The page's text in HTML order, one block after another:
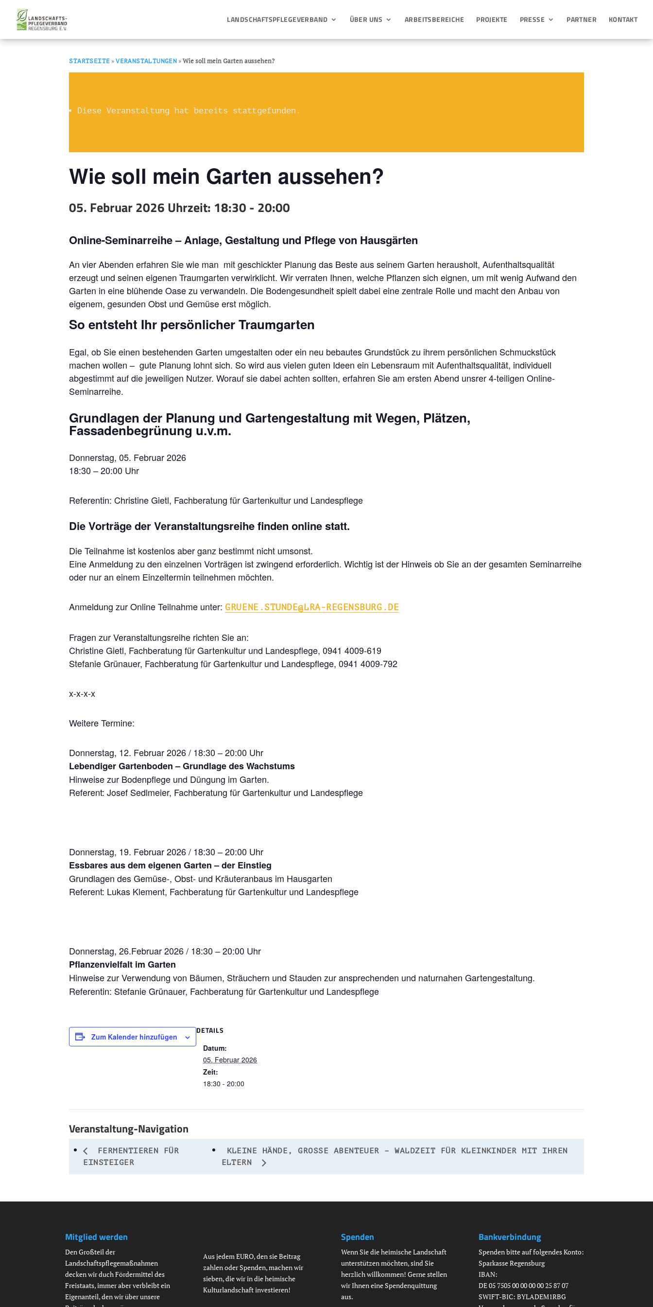
LANDSCHAFTSPFLEGEVERBAND ÜBER UNS ARBEITSBEREICHE PROJEKTE PRESSE PARTNER KONTAKT
STARTSEITE »VERANSTALTUNGEN »Wie soll mein Garten aussehen?
Diese Veranstaltung hat bereits stattgefunden.
Wie soll mein Garten aussehen?
05. Februar 2026 Uhrzeit: 18:30 - 20:00
Online-Seminarreihe – Anlage, Gestaltung und Pflege von Hausgärten
An vier Abenden erfahren Sie wie man mit geschickter Planung das Beste aus seinem Garten herausholt, Aufenthaltsqualität
erzeugt und seinen eigenen Traumgarten verwirklicht. Wir verraten Ihnen, welche Pflanzen sich eignen, um mit wenig Aufwand den
Garten in eine blühende Oase zu verwandeln. Die Bodengesundheit spielt dabei eine zentrale Rolle und macht den Anbau von
eigenem, gesunden Obst und Gemüse erst möglich.
So entsteht Ihr persönlicher Traumgarten
Egal, ob Sie einen bestehenden Garten umgestalten oder ein neu bebautes Grundstück zu ihrem persönlichen Schmuckstück
machen wollen – gute Planung lohnt sich. So wird aus vielen guten Ideen ein Lebensraum mit Aufenthaltsqualität, individuell
abgestimmt auf die jeweiligen Nutzer. Worauf sie dabei achten sollten, erfahren Sie am ersten Abend unsrer 4-teiligen Online-
Seminarreihe.
Grundlagen der Planung und Gartengestaltung mit Wegen, Plätzen,
Fassadenbegrünung u.v.m.
Donnerstag, 05. Februar 2026
18:30 – 20:00 Uhr
Referentin: Christine Gietl, Fachberatung für Gartenkultur und Landespflege
Die Vorträge der Veranstaltungsreihe finden online statt.
Die Teilnahme ist kostenlos aber ganz bestimmt nicht umsonst.
Eine Anmeldung zu den einzelnen Vorträgen ist zwingend erforderlich. Wichtig ist der Hinweis ob Sie an der gesamten Seminarreihe
oder nur an einem Einzeltermin teilnehmen möchten.
Anmeldung zur Online Teilnahme unter: GRUENE.STUNDE@LRA-REGENSBURG.DE
Fragen zur Veranstaltungsreihe richten Sie an:
Christine Gietl, Fachberatung für Gartenkultur und Landespflege, 0941 4009-619
Stefanie Grünauer, Fachberatung für Gartenkultur und Landespflege, 0941 4009-792
x-x-x-x
Weitere Termine:
Donnerstag, 12. Februar 2026 / 18:30 – 20:00 Uhr
Lebendiger Gartenboden – Grundlage des Wachstums
Hinweise zur Bodenpflege und Düngung im Garten.
Referent: Josef Sedlmeier, Fachberatung für Gartenkultur und Landespflege
Donnerstag, 19. Februar 2026 / 18:30 – 20:00 Uhr
Essbares aus dem eigenen Garten – der Einstieg
Grundlagen des Gemüse-, Obst- und Kräuteranbaus im Hausgarten
Referent: Lukas Klement, Fachberatung für Gartenkultur und Landespflege
Donnerstag, 26.Februar 2026 / 18:30 – 20:00 Uhr
Pflanzenvielfalt im Garten
Hinweise zur Verwendung von Bäumen, Sträuchern und Stauden zur ansprechenden und naturnahen Gartengestaltung.
Referentin: Stefanie Grünauer, Fachberatung für Gartenkultur und Landespflege
Zum Kalender hinzufügen
DETAILS
Datum:
05. Februar 2026
Zeit:
18:30 - 20:00
Veranstaltung-Navigation
FERMENTIEREN FÜR
EINSTEIGER
KLEINE HÄNDE, GROSSE ABENTEUER – WALDZEIT FÜR KLEINKINDER MIT IHREN E
LTERN
Mitglied werden
Den Großteil der
Landschaftspflegemaßnahmen
decken wir duch Fördermittel des
Freistaats, immer aber verbleibt ein
Eigenanteil, den wir über unsere
Aus jedem EURO, den sie Beitrag
zahlen oder Spenden, machen wir
sieben, die wir in die heimische
Kulturlandschaft investieren!
Spenden
Wenn Sie die heimische Landschaft
unterstützen möchten, sind Sie
herzlich willkommen! Gerne stellen
wir Ihnen eine Spendenquittung
aus.
Bankverbindung
Spenden bitte auf folgendes Konto:
Sparkasse Regensburg
IBAN:
DE 05 7505 00 00 00 00 25 87 07
SWIFT-BIC: BYLADEM1RBG